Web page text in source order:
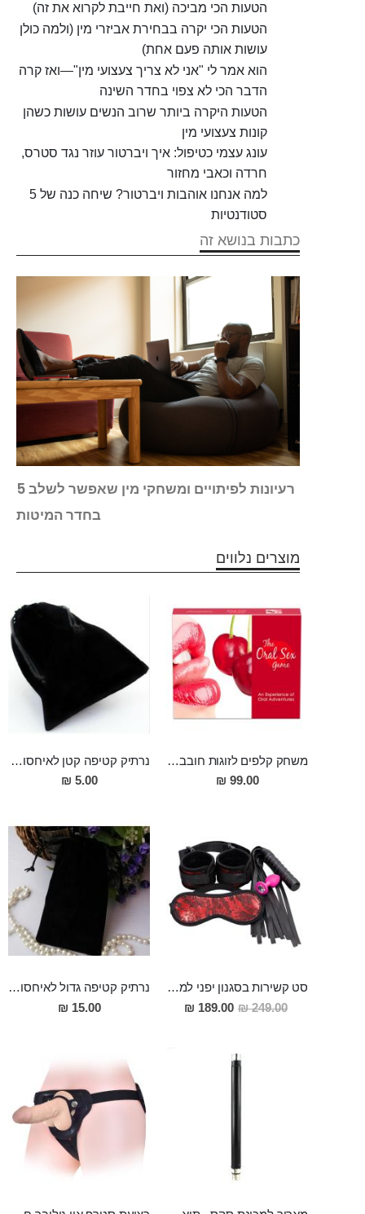
הטעות הכי מביכה (ואת חייבת לקרוא את זה)
הטעות הכי יקרה בבחירת אביזרי מין (ולמה כולן
עושות אותה פעם אחת)
הוא אמר לי "אני לא צריך צעצועי מין"—ואז קרה
הדבר הכי לא צפוי בחדר השינה
הטעות היקרה ביותר שרוב הנשים עושות כשהן
קונות צעצועי מין
עונג עצמי כטיפול: איך ויברטור עוזר נגד סטרס,
חרדה וכאבי מחזור
למה אנחנו אוהבות ויברטור? שיחה כנה של 5
סטודנטיות
כתבות בנושא זה
5 רעיונות לפיתויים ומשחקי מין שאפשר לשלב
בחדר המיטות
מוצרים נלווים
משחק קלפים לזוגות חובבי מין אוראלי
99.00 ₪
נרתיק קטיפה קטן לאיחסון אביזרי מין
5.00 ₪
סט קשירות בסגנון יפני למתחילים כולל פלאג אנאלי מסיליקון רפואי Eryx, אזיקים, כיסוי עיניים ושוט נעים
249.00 ₪
מחיר
מבצע
189.00 ₪
נרתיק קטיפה גדול לאיחסון אביזרי מין
15.00 ₪